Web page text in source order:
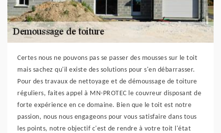
Certes nous ne pouvons pas se passer des mousses sur le toit
mais sachez qu'il existe des solutions pour s'en débarrasser.
Pour des travaux de nettoyage et de démoussage de toiture
réguliers, faites appel à MN-PROTEC le couvreur disposant de
forte expérience en ce domaine. Bien que le toit est notre
passion, nous nous engageons pour vous satisfaire dans tous
les points, notre objectif c'est de rendre à votre toit l'état